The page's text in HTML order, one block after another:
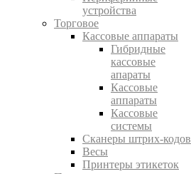
устройства
Торговое
Кассовые аппараты
Гибридные
кассовые
апараты
Кассовые
аппараты
Кассовые
системы
Сканеры штрих-кодов
Весы
Принтеры этикеток